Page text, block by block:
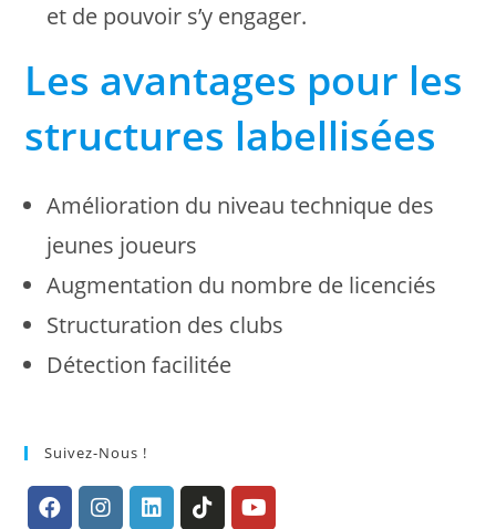
et de pouvoir s’y engager.
Les avantages pour les
structures labellisées
Amélioration du niveau technique des
jeunes joueurs
Augmentation du nombre de licenciés
Structuration des clubs
Détection facilitée
Suivez-Nous !